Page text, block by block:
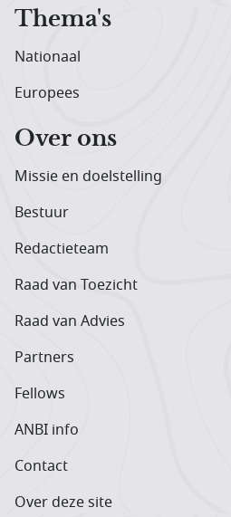
Thema's
Nationaal
Europees
Over ons
Missie en doelstelling
Bestuur
Redactieteam
Raad van Toezicht
Raad van Advies
Partners
Fellows
ANBI info
Contact
Over deze site